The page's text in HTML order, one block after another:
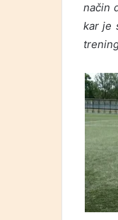
način
kar je